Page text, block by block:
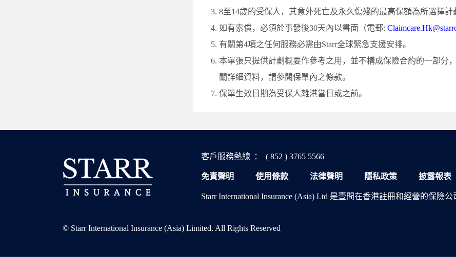
8至14歲的受保人，其意外死亡及永久傷殘的最高保額為所選擇計
如有索償，必須於事發後30天內以書面（電郵:
有關第4項之任何服務必需由Starr全球緊急支援安排。
本單張只提供計劃概要作參考之用，並不構成保險合約的一部分
關詳細資料，請參閱保單內之條款。
保單生效日期為受保人離港當日或之前。
客戶服務熱線 ： ( 852 ) 3765 5566
免責聲明 使用條款 法律聲明 隱私政策 披露報表
Starr International Insurance (Asia) Ltd 是壹間在香港註冊和經營的保險公
© Starr International Insurance (Asia) Limited. All Rights Reserved